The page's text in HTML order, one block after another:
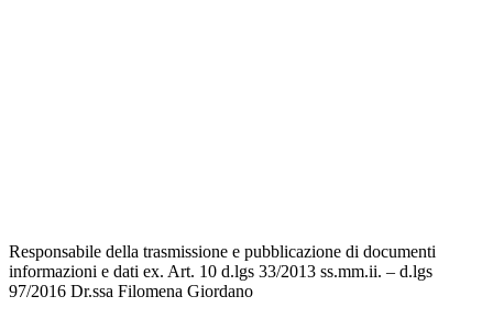
Responsabile della trasmissione e pubblicazione di documenti
informazioni e dati ex. Art. 10 d.lgs 33/2013 ss.mm.ii. – d.lgs
97/2016 Dr.ssa Filomena Giordano